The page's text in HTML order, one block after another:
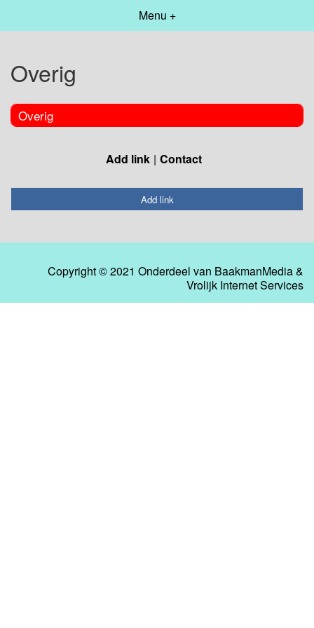
Menu +
Overig
Overig
Add link Contact
Add link
Copyright © 2021 Onderdeel van BaakmanMedia&
Vrolijk Internet Services